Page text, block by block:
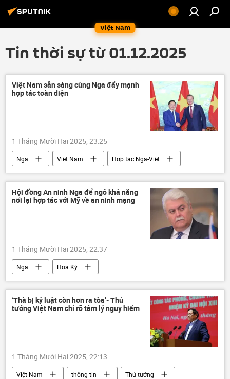
Việt Nam
Tin thời sự từ 01.12.2025
Việt Nam sẵn sàng cùng Nga đẩy mạnh
hợp tác toàn diện
1 Tháng Mười Hai 2025, 23:25
Nga Việt Nam
Hợp tác Nga-Việt
thông tin
Thế giới
Chính trị
Trần Hồng Hà
Hội đồng Liên bang Nga
Kinh tế
hợp tác
quan hệ
Hội đồng An ninh Nga để ngỏ khả năng
nối lại hợp tác với Mỹ về an ninh mạng
1 Tháng Mười Hai 2025, 22:37
Nga
Hoa Kỳ
Hội đồng An ninh Nga
thông tin
Thế giới
Chính trị
phương Tây
Moskva
Washington
tin tặc
‘Thà bị kỷ luật còn hơn ra tòa’- Thủ
tướng Việt Nam chỉ rõ tâm lý nguy hiểm
1 Tháng Mười Hai 2025, 22:13
Việt Nam thông tin
Thủ tướng